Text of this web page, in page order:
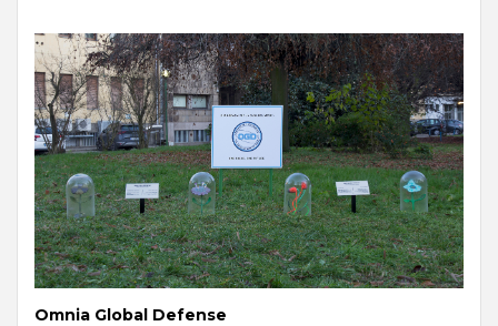
Omnia Global Defense